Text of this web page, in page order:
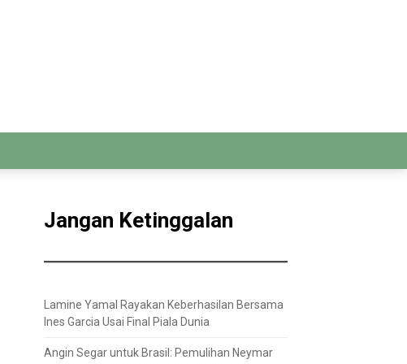
Jangan Ketinggalan
Lamine Yamal Rayakan Keberhasilan Bersama
Ines Garcia Usai Final Piala Dunia
Angin Segar untuk Brasil: Pemulihan Neymar